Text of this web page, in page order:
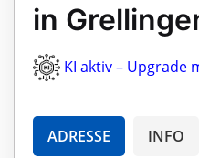
in
KI aktiv – Upgrade
ADRESSE INFO